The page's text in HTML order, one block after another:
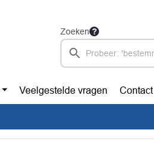
Zoeken
Veelgestelde vragen Contact